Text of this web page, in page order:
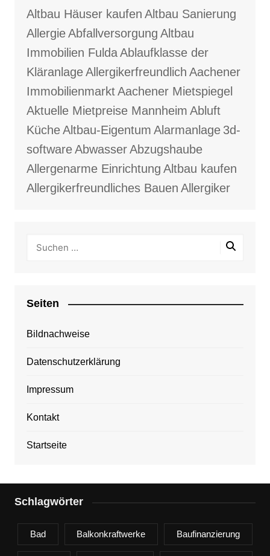
Altbau Häuser kaufen Altbau Sanierung
AllergieAbfallversorgung Altbau
Immobilien FuldaAblaufklasse der
KläranlageAllergikerfreundlich Aachener
ImmobilienmarktAachener Mietspiegel
Aktuelle Mietpreise Mannheim Abluft
KücheAltbau-Eigentum Alarmanlage 3d-
softwareAbwasserAbzugshaube
Allergenarme Einrichtung Altbau kaufen
Allergikerfreundliches Bauen Allergiker
Seiten
Bildnachweise
Datenschutzerklärung
Impressum
Kontakt
Startseite
Schlagwörter
Bad Balkonkraftwerke Baufinanzierung